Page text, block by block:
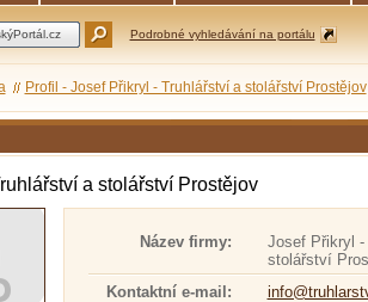
Podrobné vyhledávání na portálu
Profil - Josef Přikryl - Truhlářství a stolářství Prostějov
a stolářství Prostějov
Název firmy:
Josef Přikryl
stolářství
Kontaktní e-mail: